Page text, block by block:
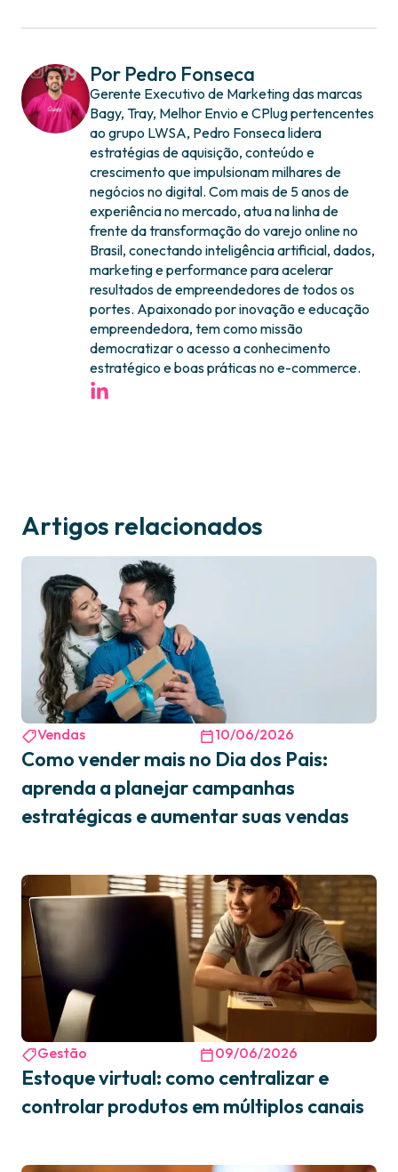
Por Pedro Fonseca
Gerente Executivo de Marketing das marcas
Bagy, Tray, Melhor Envio e CPlug pertencentes
ao grupo LWSA, Pedro Fonseca lidera
estratégias de aquisição, conteúdo e
crescimento que impulsionam milhares de
negócios no digital. Com mais de 5 anos de
experiência no mercado, atua na linha de
frente da transformação do varejo online no
Brasil, conectando inteligência artificial, dados,
marketing e performance para acelerar
resultados de empreendedores de todos os
portes. Apaixonado por inovação e educação
empreendedora, tem como missão
democratizar o acesso a conhecimento
estratégico e boas práticas no e-commerce.
Artigos relacionados
Vendas 10/06/2026
Como vender mais no Dia dos Pais:
aprenda a planejar campanhas
estratégicas e aumentar suas vendas
Gestão 09/06/2026
Estoque virtual: como centralizar e
controlar produtos em múltiplos canais